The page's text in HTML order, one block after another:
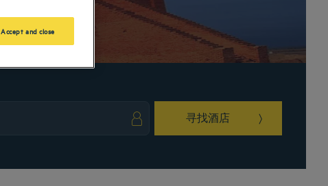
寻找酒店
Accept and close